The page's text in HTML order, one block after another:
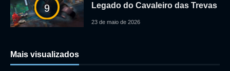
9
Legado do Cavaleiro das Trevas
23 de maio de 2026
Mais visualizados